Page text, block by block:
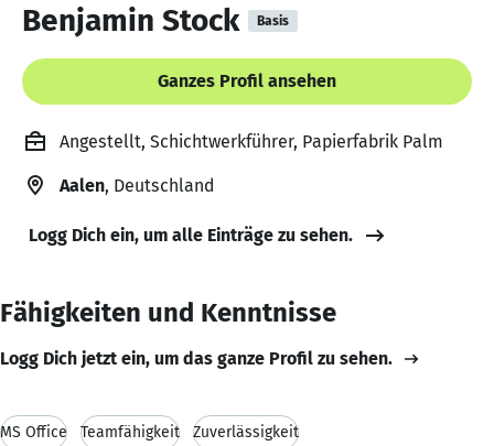
Benjamin Stock Basis
Ganzes Profil ansehen
Angestellt, Schichtwerkführer, Papierfabrik Palm
Aalen, Deutschland
Logg Dich ein, um alle Einträge zu sehen.
Fähigkeiten und Kenntnisse
Logg Dich jetzt ein, um das ganze Profil zu sehen.
MS Office Teamfähigkeit Zuverlässigkeit